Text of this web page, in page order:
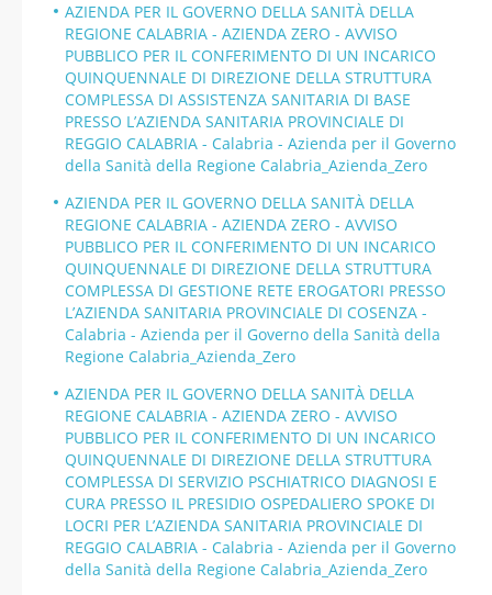
AZIENDA PER IL GOVERNO DELLA SANITÀ DELLA
REGIONE CALABRIA - AZIENDA ZERO - AVVISO
PUBBLICO PER IL CONFERIMENTO DI UN INCARICO
QUINQUENNALE DI DIREZIONE DELLA STRUTTURA
COMPLESSA DI ASSISTENZA SANITARIA DI BASE
PRESSO L’AZIENDA SANITARIA PROVINCIALE DI
REGGIO CALABRIA - Calabria - Azienda per il Governo
della Sanità della Regione Calabria_Azienda_Zero
AZIENDA PER IL GOVERNO DELLA SANITÀ DELLA
REGIONE CALABRIA - AZIENDA ZERO - AVVISO
PUBBLICO PER IL CONFERIMENTO DI UN INCARICO
QUINQUENNALE DI DIREZIONE DELLA STRUTTURA
COMPLESSA DI GESTIONE RETE EROGATORI PRESSO
L’AZIENDA SANITARIA PROVINCIALE DI COSENZA -
Calabria - Azienda per il Governo della Sanità della
Regione Calabria_Azienda_Zero
AZIENDA PER IL GOVERNO DELLA SANITÀ DELLA
REGIONE CALABRIA - AZIENDA ZERO - AVVISO
PUBBLICO PER IL CONFERIMENTO DI UN INCARICO
QUINQUENNALE DI DIREZIONE DELLA STRUTTURA
COMPLESSA DI SERVIZIO PSCHIATRICO DIAGNOSI E
CURA PRESSO IL PRESIDIO OSPEDALIERO SPOKE DI
LOCRI PER L’AZIENDA SANITARIA PROVINCIALE DI
REGGIO CALABRIA - Calabria - Azienda per il Governo
della Sanità della Regione Calabria_Azienda_Zero